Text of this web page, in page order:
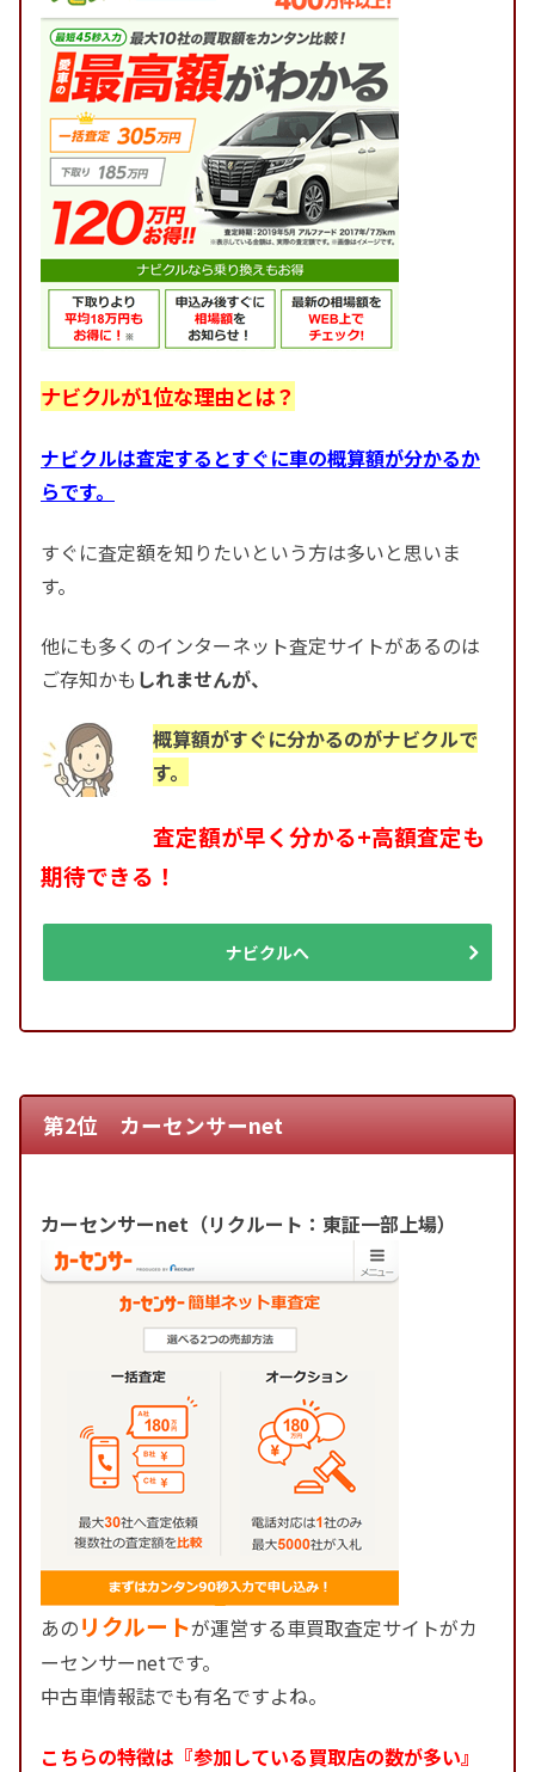
ナビクルが1位な理由とは？
ナビクルは査定するとすぐに車の概算額が分かるか
らです。
すぐに査定額を知りたいという方は多いと思いま
す。
他にも多くのインターネット査定サイトがあるのは
ご存知かも しれませんが、
概算額がすぐに分かるのがナビクルで
す。
査定額が早く分かる+高額査定も
期待できる！
ナビクルへ
第2位 カーセンサーnet
カーセンサーnet（リクルート：東証一部上場）
あのリクルートが運営する車買取査定サイトがカ
ーセンサーnetです。
中古車情報誌でも有名ですよね。
こちらの特徴は『参加している買取店の数が多い』